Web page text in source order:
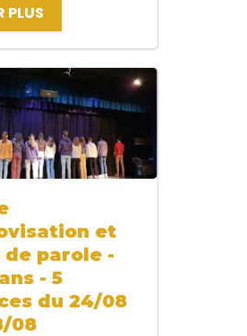
PLUS
et
de parole -
- 5
du 24/08
08